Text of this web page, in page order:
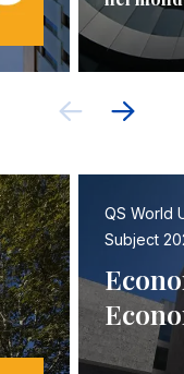
QS World
Subject